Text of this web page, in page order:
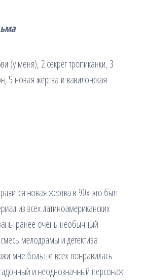
:
(у меня), 2 секрет тропиканки, 3
5 новая жертва и вавилонская
новая жертва в 90х это был
из всех латиноамериканских
ранее очень необычный
мелодрамы и детектива
мне больше всех понравилась
и неоднозначный персонаж